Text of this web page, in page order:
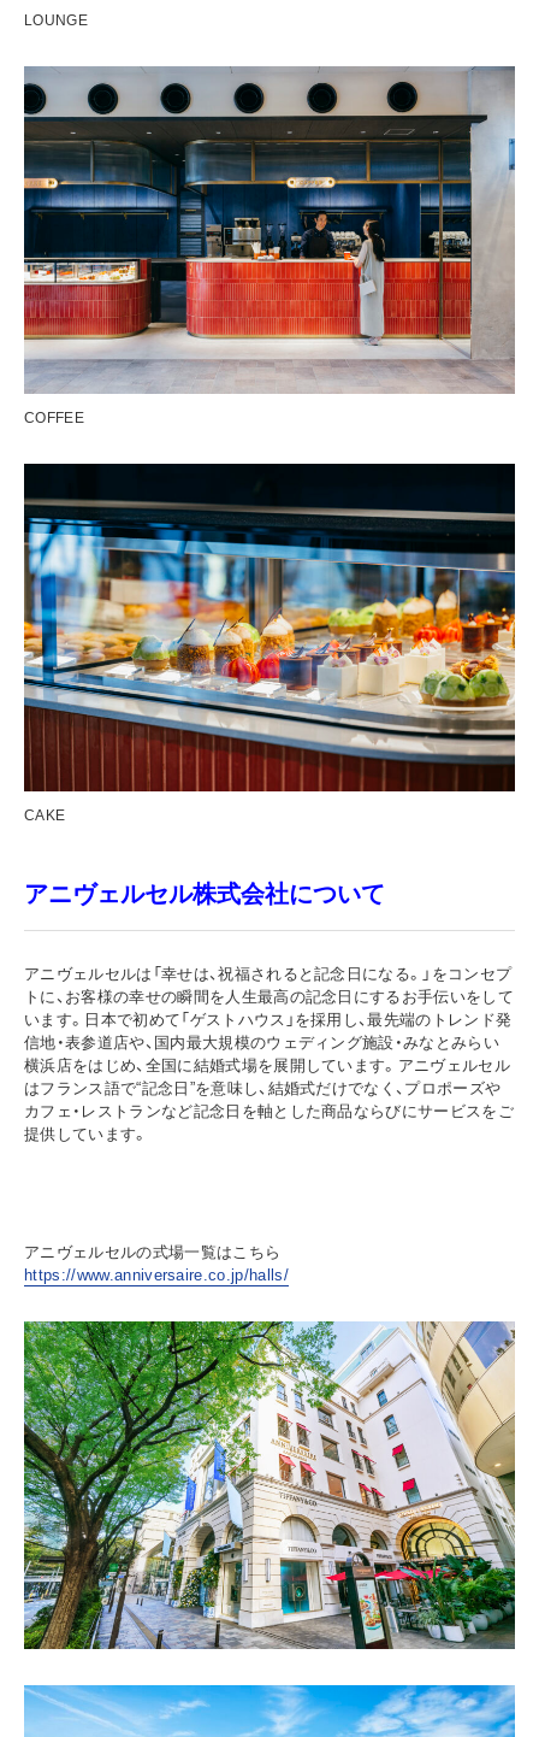
LOUNGE
COFFEE
CAKE
アニヴェルセル株式会社について
アニヴェルセルは「幸せは、祝福されると記念日になる。」をコンセプ
トに、お客様の幸せの瞬間を人生最高の記念日にするお手伝いをして
います。日本で初めて「ゲストハウス」を採用し、最先端のトレンド発
信地・表参道店や、国内最大規模のウェディング施設・みなとみらい
横浜店をはじめ、全国に結婚式場を展開しています。アニヴェルセル
はフランス語で“記念日”を意味し、結婚式だけでなく、プロポーズや
カフェ・レストランなど記念日を軸とした商品ならびにサービスをご
提供しています。
アニヴェルセルの式場一覧はこちら
https://www.anniversaire.co.jp/halls/